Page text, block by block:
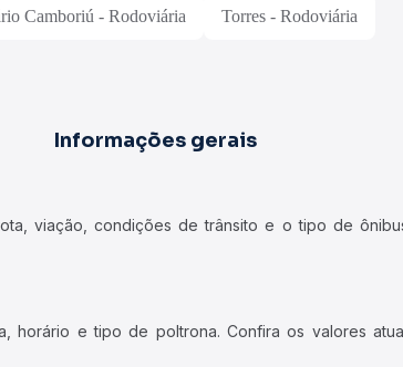
Camboriú - Rodoviária Torres - Rodoviária
Informações gerais
viação, condições de trânsito e o tipo de
horário e tipo de poltrona. Confira os valores